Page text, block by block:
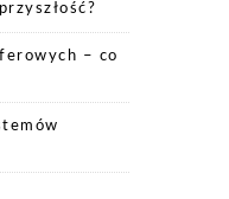
– co